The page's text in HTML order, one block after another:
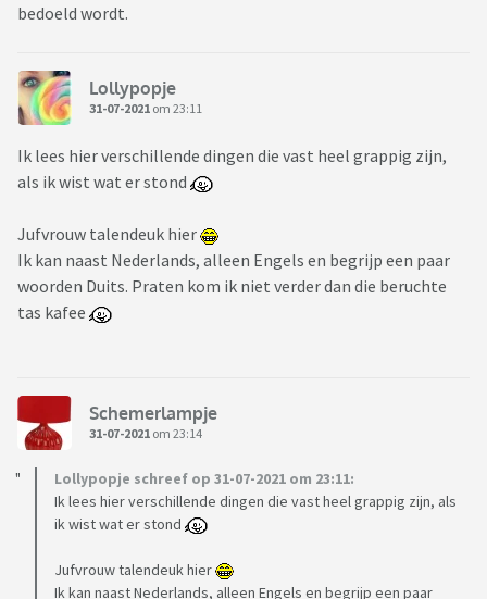
bedoeld wordt.
Lollypopje
31-07-2021 om 23:11
Ik lees hier verschillende dingen die vast heel grappig zijn,
als ik wist wat er stond
Jufvrouw talendeuk hier
Ik kan naast Nederlands, alleen Engels en begrijp een paar
woorden Duits. Praten kom ik niet verder dan die beruchte
tas kafee
Schemerlampje
31-07-2021 om 23:14
Lollypopje schreef op 31-07-2021 om 23:11:
Ik lees hier verschillende dingen die vast heel grappig zijn, als
ik wist wat er stond
Jufvrouw talendeuk hier
Ik kan naast Nederlands, alleen Engels en begrijp een paar